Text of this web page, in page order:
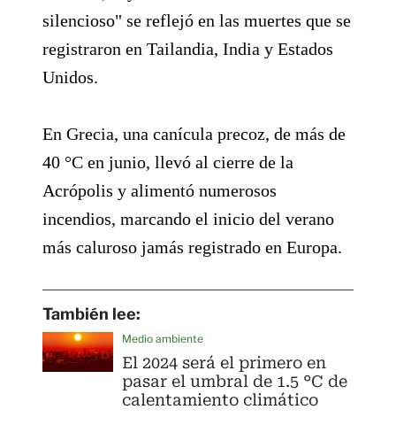
silencioso" se reflejó en las muertes que se
registraron en Tailandia, India y Estados
Unidos.
En Grecia, una canícula precoz, de más de
40 °C en junio, llevó al cierre de la
Acrópolis y alimentó numerosos
incendios, marcando el inicio del verano
más caluroso jamás registrado en Europa.
También lee:
Medio ambiente
El 2024 será el primero en
pasar el umbral de 1.5 °C de
calentamiento climático